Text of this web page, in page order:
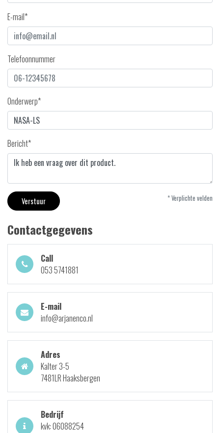
E-mail*
Telefoonnummer
Onderwerp*
Bericht*
Verstuur * Verplichte velden
Contactgegevens
Call
053 5741881
E-mail
info@arjanenco.nl
Adres
Kalter 3-5
7481LR Haaksbergen
Bedrijf
kvk: 06088254